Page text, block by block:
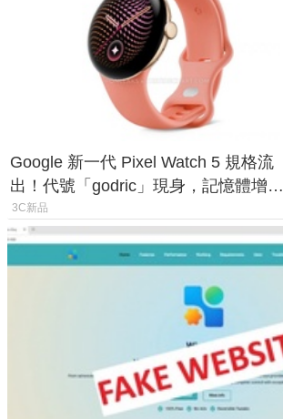
Google 新一代 Pixel Watch 5 規格流
出！代號「godric」現身，記憶體增強
鎖定 AI 應用
3C新品